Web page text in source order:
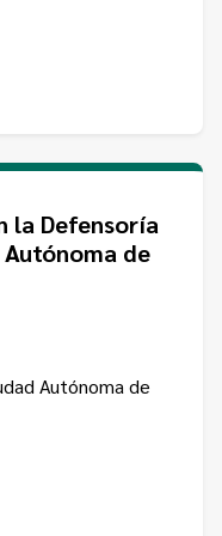
la Defensoría
de
Autónoma de